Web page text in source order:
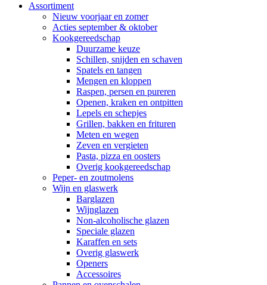
Assortiment
Nieuw voorjaar en zomer
Acties september & oktober
Kookgereedschap
Duurzame keuze
Schillen, snijden en schaven
Spatels en tangen
Mengen en kloppen
Raspen, persen en pureren
Openen, kraken en ontpitten
Lepels en schepjes
Grillen, bakken en frituren
Meten en wegen
Zeven en vergieten
Pasta, pizza en oosters
Overig kookgereedschap
Peper- en zoutmolens
Wijn en glaswerk
Barglazen
Wijnglazen
Non-alcoholische glazen
Speciale glazen
Karaffen en sets
Overig glaswerk
Openers
Accessoires